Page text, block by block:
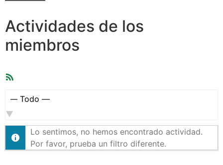
Actividades de los
miembros
Mostrar:
Lo sentimos, no hemos encontrado actividad.
Por favor, prueba un filtro diferente.